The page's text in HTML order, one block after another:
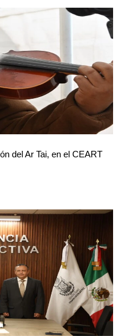
del Ar Tai, en el CEART